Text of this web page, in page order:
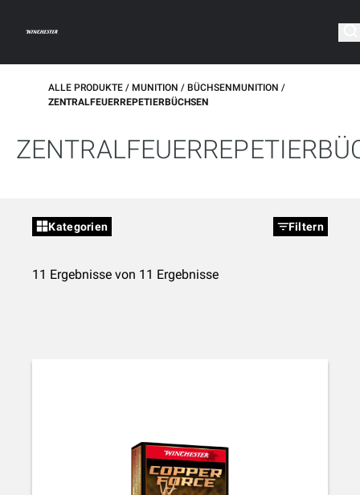
ALLE PRODUKTE MUNITION
BÜCHSENMUNITION
ZENTRALFEUERREPETIERBÜCHSEN
Kategorien Filtern
11 Ergebnisse von 11 Ergebnisse